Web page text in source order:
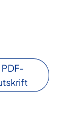
PDF-